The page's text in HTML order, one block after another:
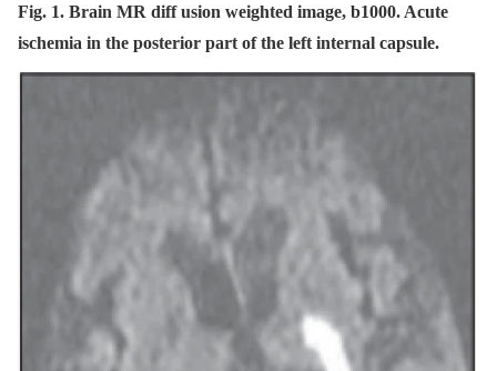
Fig. 1. Brain MR diff usion weighted image, b1000. Acute
ischemia in the posterior part of the left internal capsule.